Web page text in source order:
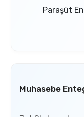
Paraşüt
Muhasebe